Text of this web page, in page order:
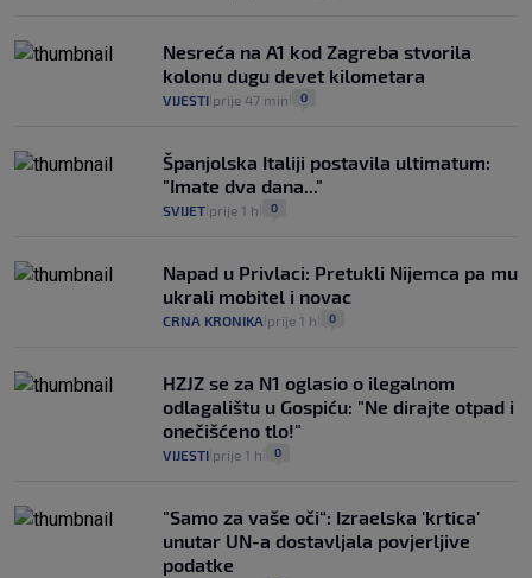
Nesreća na A1 kod Zagreba stvorila
kolonu dugu devet kilometara
VIJESTI prije 47 min 0
Španjolska Italiji postavila ultimatum:
"Imate dva dana..."
SVIJET prije 1 h 0
Napad u Privlaci: Pretukli Nijemca pa mu
ukrali mobitel i novac
CRNA KRONIKA prije 1 h 0
HZJZ se za N1 oglasio o ilegalnom
odlagalištu u Gospiću: "Ne dirajte otpad i
onečišćeno tlo!"
VIJESTI prije 1 h 0
"Samo za vaše oči“: Izraelska 'krtica'
unutar UN-a dostavljala povjerljive
podatke